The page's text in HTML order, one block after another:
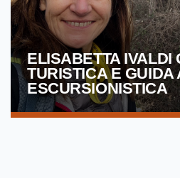
ELISABETTA IVALDI
TURISTICA E GUIDA
ESCURSIONISTICA